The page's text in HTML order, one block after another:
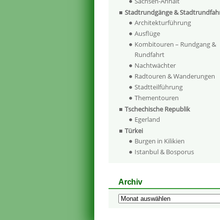
Stadtrundgänge &
Architekturführung
Ausflüge
Kombitouren – Rundgang &
Rundfahrt
Nachtwächter
Radtouren & Wanderungen
Stadtteilführung
Thementouren
Tschechische Republik
Egerland
Türkei
Burgen in Kilikien
Istanbul & Bosporus
Archiv
Archiv